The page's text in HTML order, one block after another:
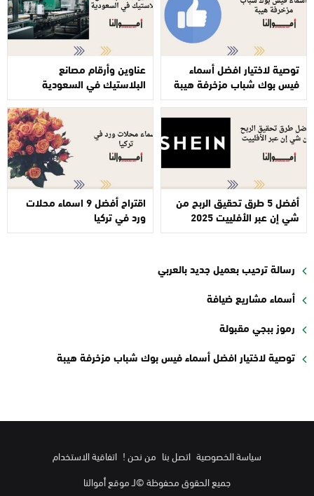
توصية لاختيار افضل أسماء
فيس بوك شباب مزخرفة هيبة
عناوين وأرقام مصانع
البلاستيك في السعودية
أفضل 5 طرق تحقيق الربح من
شي إن عبر الأفلييت 2025
اقتراح أفضل 9 اسماء محلات
ورد في تركيا
رسالة ترحيب بعميل جديد بالعربي
أسماء مشاريع ضيافة
رموز ببجي مقبولة
توصية لاختيار افضل أسماء فيس بوك شباب مزخرفة هيبة
جميع الحقوق محفوظة ©لـ موقع أموالنا
سياسة الخصوصية اتصل بنا من نحن ! اتفاقية الاستخدام